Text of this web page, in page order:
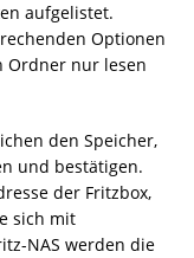
aufgelistet.
Optionen
Ordner nur lesen
den Speicher,
und bestätigen.
der Fritzbox,
sich mit
NAS werden die